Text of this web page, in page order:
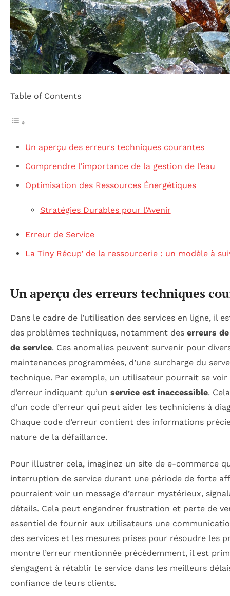
Table of Contents
Un aperçu des erreurs techniques courantes
Comprendre l’importance de la gestion de l’eau
Optimisation des Ressources Énergétiques
Stratégies Durables pour l’Avenir
Erreur de Service
La Tiny Récup’ de la ressourcerie : un modèle à
Un aperçu des erreurs techniques
Dans le cadre de l’utilisation des services en ligne, il
des problèmes techniques, notamment des erreurs
de service. Ces anomalies peuvent survenir pour
maintenances programmées, d’une surcharge du
technique. Par exemple, un utilisateur pourrait se voir
d’erreur indiquant qu’un service est inaccessible.
d’un code d’erreur qui peut aider les techniciens à
Chaque code d’erreur contient des informations
nature de la défaillance.
Pour illustrer cela, imaginez un site de e-commerce
interruption de service durant une période de forte
pourraient voir un message d’erreur mystérieux,
détails. Cela peut engendrer frustration et perte de
essentiel de fournir aux utilisateurs une
des services et les mesures prises pour résoudre les
montre l’erreur mentionnée précédemment, il est
s’engagent à rétablir le service dans les meilleurs
confiance de leurs clients.